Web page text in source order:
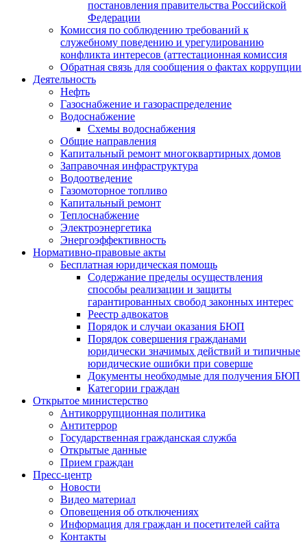
постановления правительства Российской
Федерации
Комиссия по соблюдению требований к
служебному поведению и урегулированию
конфликта интересов (аттестационная комиссия
Обратная связь для сообщения о фактах коррупции
Деятельность
Нефть
Газоснабжение и газораспределение
Водоснабжение
Схемы водоснабжения
Общие направления
Капитальный ремонт многоквартирных домов
Заправочная инфраструктура
Водоотведение
Газомоторное топливо
Капитальный ремонт
Теплоснабжение
Электроэнергетика
Энергоэффективность
Нормативно-правовые акты
Бесплатная юридическая помощь
Содержание пределы осуществления
способы реализации и защиты
гарантированных свобод законных интерес
Реестр адвокатов
Порядок и случаи оказания БЮП
Порядок совершения гражданами
юридически значимых действий и типичные
юридические ошибки при соверше
Документы необходмые для получения БЮП
Категории граждан
Открытое министерство
Антикоррупционная политика
Антитеррор
Государственная гражданская служба
Открытые данные
Прием граждан
Пресс-центр
Новости
Видео материал
Оповещения об отключениях
Информация для граждан и посетителей сайта
Контакты